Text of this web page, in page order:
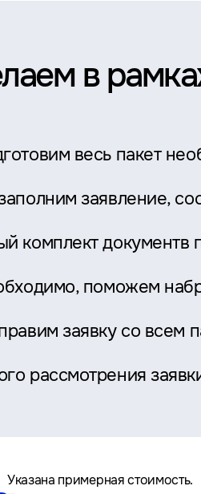
в
весь пакет
заявление,
комплект
поможем
заявку со всем
рассмотрения
Указана примерная стоимость.